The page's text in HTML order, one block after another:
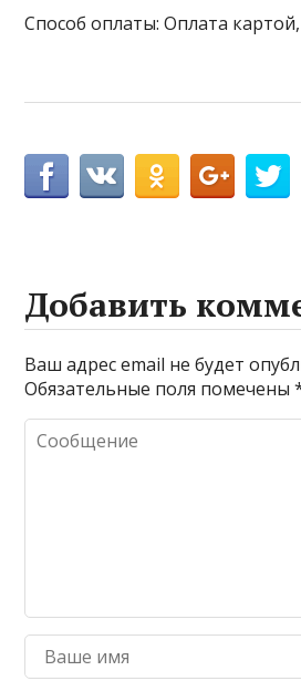
Способ оплаты: Оплата
Добавить
Ваш адрес email не будет
Обязательные поля помечены